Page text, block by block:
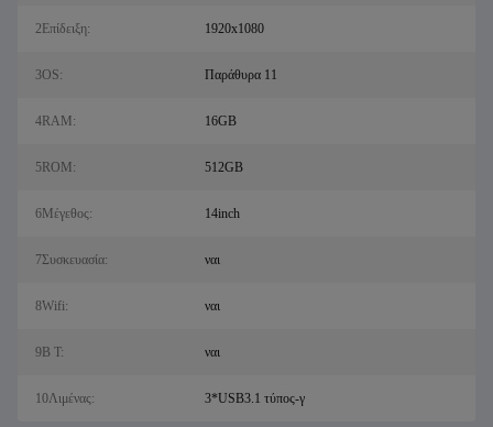
2Επίδειξη: 1920x1080
3OS: Παράθυρα 11
4RAM: 16GB
5ROM: 512GB
6Μέγεθος: 14inch
7Συσκευασία: ναι
8Wifi: ναι
9Β Τ: ναι
10Λιμένας: 3*USB3.1 τύπος-γ